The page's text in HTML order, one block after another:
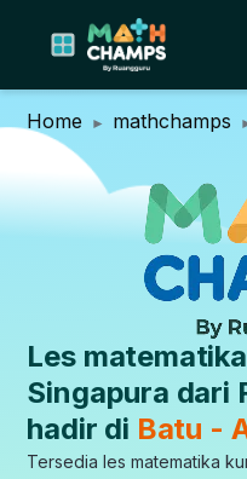
Home mathchamps
Les
Singapura dari
hadir di Batu -
Tersedia les matematika